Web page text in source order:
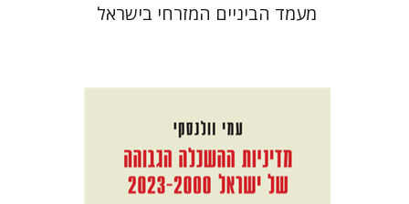
מעמד הביניים המזרחי בישראל
עמי וולנסקי